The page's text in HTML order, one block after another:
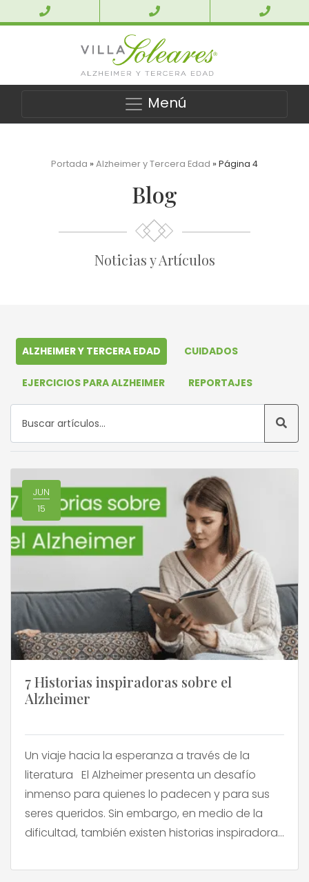
Menú
Portada » Alzheimer y Tercera Edad » Página 4
Blog
Noticias y Artículos
ALZHEIMER Y TERCERA EDAD CUIDADOS
EJERCICIOS PARA ALZHEIMER REPORTAJES
JUN
15
7 Historias inspiradoras sobre el
Alzheimer
Un viaje hacia la esperanza a través de la
literatura El Alzheimer presenta un desafío
inmenso para quienes lo padecen y para sus
seres queridos. Sin embargo, en medio de la
dificultad, también existen historias inspiradoras
pueden iluminar incluso los momentos más